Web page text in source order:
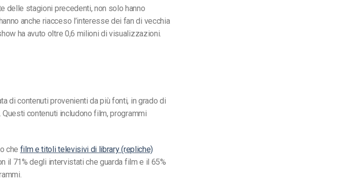
delle stagioni precedenti, non solo hanno
anche riacceso l’interesse dei fan di vecchia
ha avuto oltre 0,6 milioni di visualizzazioni.
di contenuti provenienti da più fonti, in grado di
contenuti includono film, programmi
che film e titoli televisivi di library (repliche)
il 71% degli intervistati che guarda film e il 65%